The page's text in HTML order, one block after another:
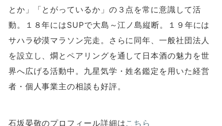
とか」「とがっているか」の３点を常に意識して活
動。１８年にはSUPで大島～江ノ島縦断。１９年には
サハラ砂漠マラソン完走。さらに同年、一般社団法人
を設立し、燗とペアリングを通して日本酒の魅力を世
界へ広げる活動中。九星気学・姓名鑑定を用いた経営
者・個人事業主の相談も好評。
石坂晏敬のプロフィール詳細はこちら